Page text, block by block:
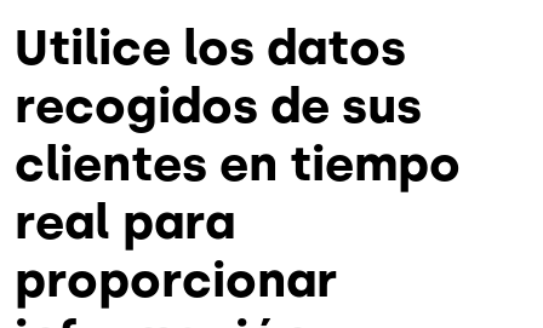
Utilice los datos
recogidos de sus
clientes en tiempo
real para
proporcionar